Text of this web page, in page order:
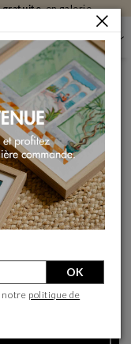
BILBAO
comme galerie préférée
OK
notre politique de